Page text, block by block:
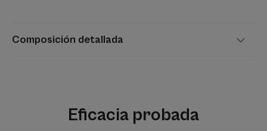
Composición detallada
Eficacia probada